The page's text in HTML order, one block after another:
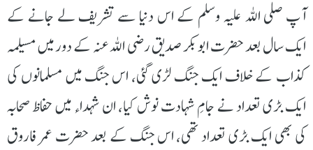
آپ صلی اللہ علیہ وسلم کے اس دنیا سے تشریف لے جانے کے
ایک سال بعد حضرت ابوبکر صدیق رضی اللہ عنہ کے دور میں مسیلمہ
کذاب کے خلاف ایک جنگ لڑی گئی، اس جنگ میں مسلمانوں کی
ایک بڑی تعداد نے جامِ شہادت نوش کیا، ان شہداء میں حفاظ صحابہ
کی بھی ایک بڑی تعداد تھی، اس جنگ کے بعد حضرت عمر فاروق